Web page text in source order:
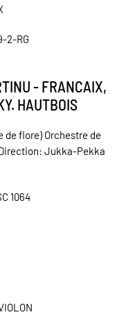
2-RG
- FRANCAIX,
HAUTBOIS
de flore) Orchestre de
Jukka-Pekka
1064